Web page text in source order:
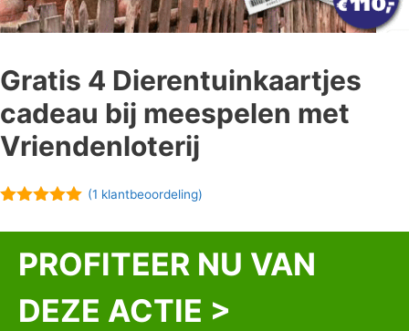
Gratis 4 Dierentuinkaartjes
cadeau bij meespelen met
Vriendenloterij
(1 klantbeoordeling)
PROFITEER NU VAN
DEZE ACTIE >